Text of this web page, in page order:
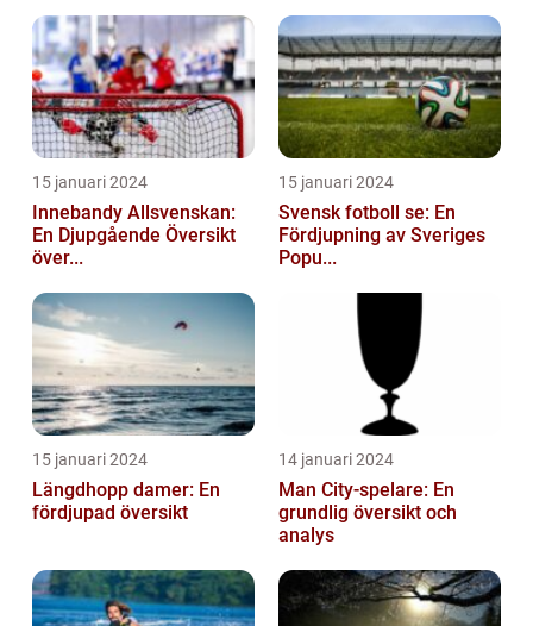
15 januari 2024
Innebandy Allsvenskan:
En Djupgående Översikt
över...
15 januari 2024
Svensk fotboll se: En
Fördjupning av Sveriges
Popu...
15 januari 2024
Längdhopp damer: En
fördjupad översikt
14 januari 2024
Man City-spelare: En
grundlig översikt och
analys